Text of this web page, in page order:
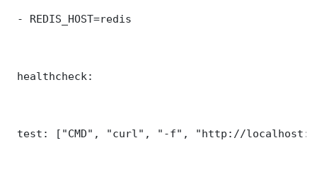
- REDIS_HOST=redis
healthcheck:
test: ["CMD", "curl", "-f", "http://